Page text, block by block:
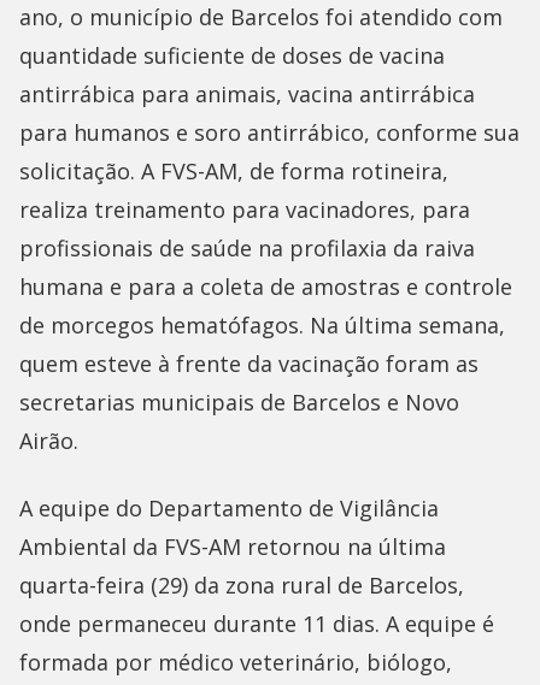
ano, o município de Barcelos foi atendido com
quantidade suficiente de doses de vacina
antirrábica para animais, vacina antirrábica
para humanos e soro antirrábico, conforme sua
solicitação. A FVS-AM, de forma rotineira,
realiza treinamento para vacinadores, para
profissionais de saúde na profilaxia da raiva
humana e para a coleta de amostras e controle
de morcegos hematófagos. Na última semana,
quem esteve à frente da vacinação foram as
secretarias municipais de Barcelos e Novo
Airão.
A equipe do Departamento de Vigilância
Ambiental da FVS-AM retornou na última
quarta-feira (29) da zona rural de Barcelos,
onde permaneceu durante 11 dias. A equipe é
formada por médico veterinário, biólogo,